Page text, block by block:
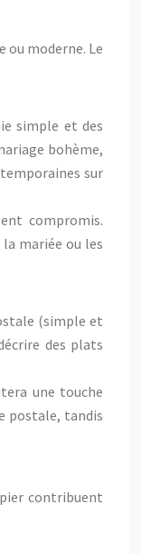
ou moderne. Le
simple et des
bohème,
sur
compromis.
mariée ou les
(simple et
des plats
une touche
postale, tandis
contribuent